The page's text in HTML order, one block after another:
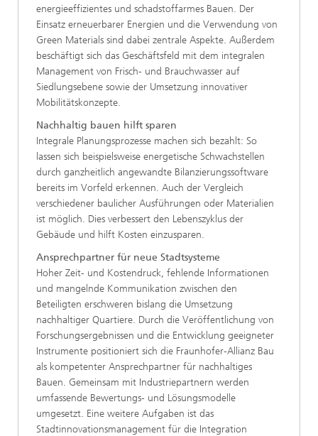
energieeffizientes und schadstoffarmes Bauen. Der
Einsatz erneuerbarer Energien und die Verwendung von
Green Materials sind dabei zentrale Aspekte. Außerdem
beschäftigt sich das Geschäftsfeld mit dem integralen
Management von Frisch- und Brauchwasser auf
Siedlungsebene sowie der Umsetzung innovativer
Mobilitätskonzepte.
Nachhaltig bauen hilft sparen
Integrale Planungsprozesse machen sich bezahlt: So
lassen sich beispielsweise energetische Schwachstellen
durch ganzheitlich angewandte Bilanzierungssoftware
bereits im Vorfeld erkennen. Auch der Vergleich
verschiedener baulicher Ausführungen oder Materialien
ist möglich. Dies verbessert den Lebenszyklus der
Gebäude und hilft Kosten einzusparen.
Ansprechpartner für neue Stadtsysteme
Hoher Zeit- und Kostendruck, fehlende Informationen
und mangelnde Kommunikation zwischen den
Beteiligten erschweren bislang die Umsetzung
nachhaltiger Quartiere. Durch die Veröffentlichung von
Forschungsergebnissen und die Entwicklung geeigneter
Instrumente positioniert sich die Fraunhofer-Allianz Bau
als kompetenter Ansprechpartner für nachhaltiges
Bauen. Gemeinsam mit Industriepartnern werden
umfassende Bewertungs- und Lösungsmodelle
umgesetzt. Eine weitere Aufgaben ist das
Stadtinnovationsmanagement für die Integration